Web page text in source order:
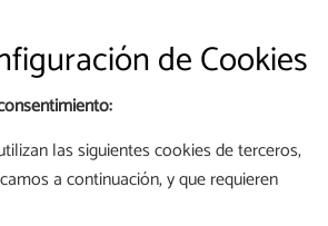
de Cookies
las siguientes cookies de terceros,
a continuación, y que requieren